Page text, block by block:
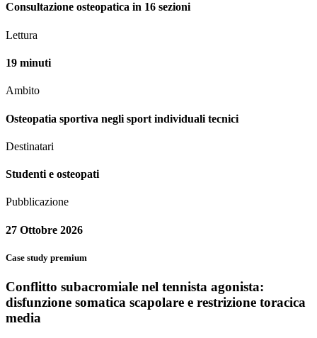
Consultazione osteopatica in 16 sezioni
Lettura
19 minuti
Ambito
Osteopatia sportiva negli sport individuali tecnici
Destinatari
Studenti e osteopati
Pubblicazione
27 Ottobre 2026
Case study premium
Conflitto subacromiale nel tennista agonista:
disfunzione somatica scapolare e restrizione toracica
media